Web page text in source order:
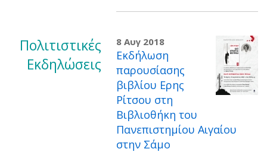
Πολιτιστικές
Εκδηλώσεις
8 Αυγ 2018
Εκδήλωση
παρουσίασης
βιβλίου Ερης
Ρίτσου στη
Βιβλιοθήκη του
Πανεπιστημίου Αιγαίου
στην Σάμο